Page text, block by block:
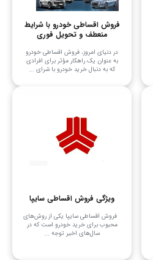
فروش اقساطی خودرو با شرایط
منعطف و تحویل فوری
در دنیای امروز، فروش اقساطی خودرو
به عنوان یک راهکار مؤثر برای افرادی
که به دنبال خرید خودرو با شرای ...
ویژگی فروش اقساطی سایپا
فروش اقساطی سایپا یکی از روش‌های
محبوب برای خرید خودرو است که در
سال‌های اخیر توجه ...